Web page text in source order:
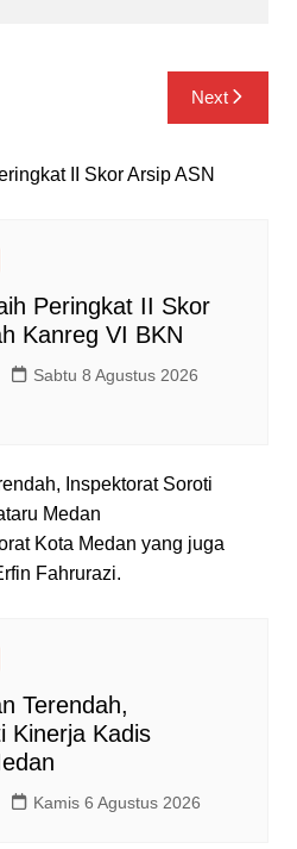
Next
Peringkat II Skor
Kanreg VI BKN
Sabtu 8 Agustus 2026
Kota Medan yang juga
Fahrurazi.
Terendah,
Kinerja Kadis
Kamis 6 Agustus 2026